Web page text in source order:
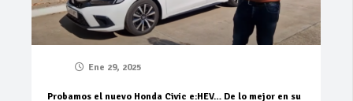
Ene 29, 2025
Probamos el nuevo Honda Civic e:HEV… De lo mejor en su